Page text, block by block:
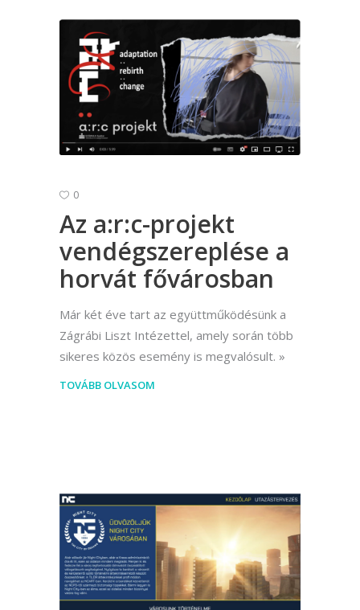
0
Az a:r:c-projekt
vendégszereplése a
horvát fővárosban
Már két éve tart az együttműködésünk a
Zágrábi Liszt Intézettel, amely során több
sikeres közös esemény is megvalósult.
TOVÁBB OLVASOM